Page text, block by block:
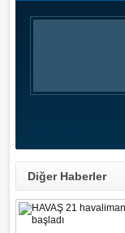
Diğer Haberler